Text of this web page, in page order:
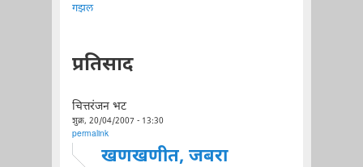
गझल
प्रतिसाद
चित्तरंजन भट
शुक्र, 20/04/2007 - 13:30
permalink
खणखणीत, जबरा